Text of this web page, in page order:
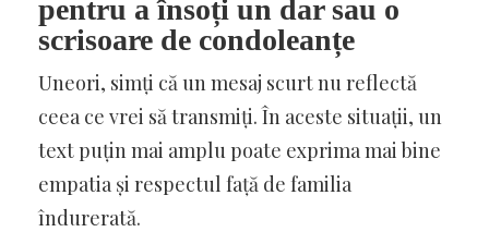
pentru a însoți un dar sau o
scrisoare de condoleanțe
Uneori, simți că un mesaj scurt nu reflectă
ceea ce vrei să transmiți. În aceste situații, un
text puțin mai amplu poate exprima mai bine
empatia și respectul față de familia
îndurerată.